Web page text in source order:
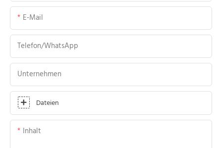
E-Mail
Telefon/WhatsApp
Unternehmen
Dateien
Inhalt